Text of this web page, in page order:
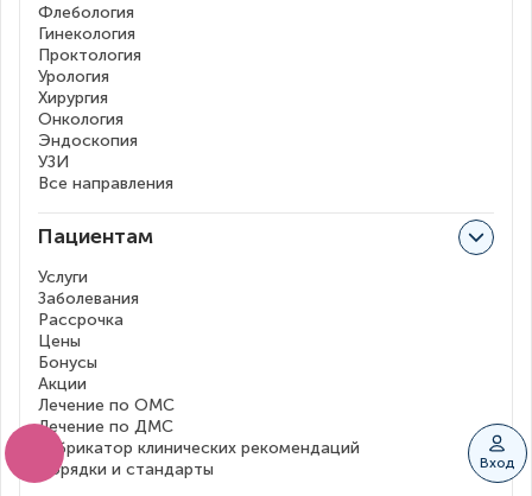
Вход
Флебология
Гинекология
Проктология
Урология
Хирургия
Онкология
Эндоскопия
УЗИ
Все направления
Пациентам
Услуги
Заболевания
Рассрочка
Цены
Бонусы
Акции
Лечение по ОМС
Лечение по ДМС
Рубрикатор клинических рекомендаций
Порядки и стандарты